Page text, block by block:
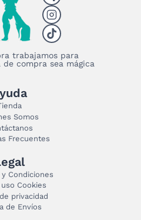
trabajamos para
compra sea mágica
Somos
Frecuentes
Condiciones
Cookies
privacidad
de Envíos